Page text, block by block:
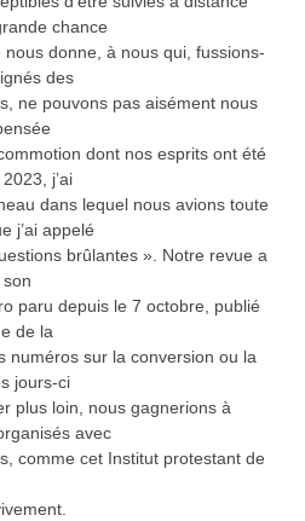
chance
donne, à nous qui, fussions-
des
ne pouvons pas aisément nous
dont nos esprits ont été
j’ai
dans lequel nous avions toute
j’ai appelé
brûlantes ». Notre revue a
paru depuis le 7 octobre, publié
de la
numéros sur la conversion ou la
jours-ci
plus loin, nous gagnerions à
avec
comme cet Institut protestant de